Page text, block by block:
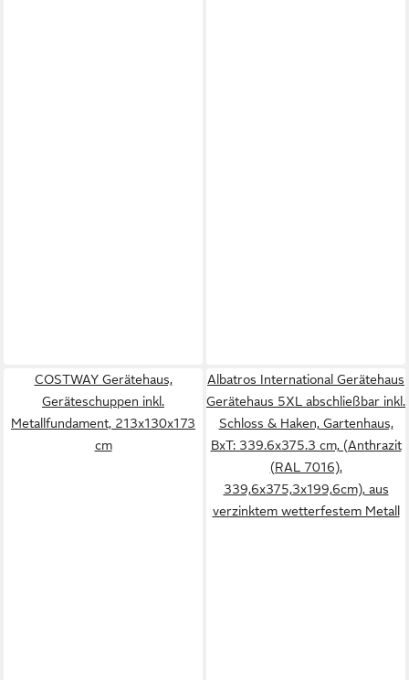
COSTWAY Gerätehaus,
Geräteschuppen inkl.
Metallfundament, 213x130x173
cm
Albatros International Gerätehaus
Gerätehaus 5XL abschließbar inkl.
Schloss & Haken, Gartenhaus,
BxT: 339.6x375.3 cm, (Anthrazit
(RAL 7016),
339,6x375,3x199,6cm), aus
verzinktem wetterfestem Metall